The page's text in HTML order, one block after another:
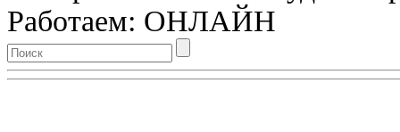
Работаем: ОНЛАЙН